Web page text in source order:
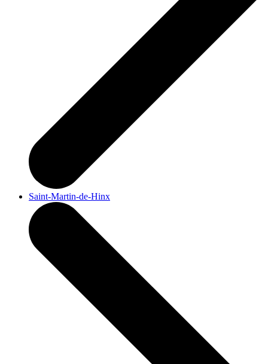
Saint-Martin-de-Hinx